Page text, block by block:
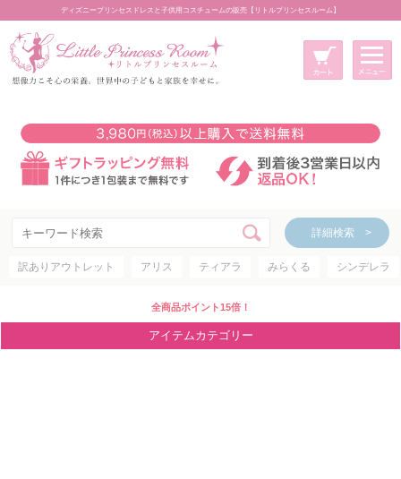
ディズニープリンセスドレスと子供用コスチュームの販売【リトルプリンセスルーム】
詳細検索 >
訳ありアウトレット アリス ティアラ みらくる シンデレラ
全商品ポイント15倍！
アイテムカテゴリー
新規会員登録
マイページ
カート
詳細検索 >
アイテムカテゴリー
ディズニープリンセス
ディズニキャラクター